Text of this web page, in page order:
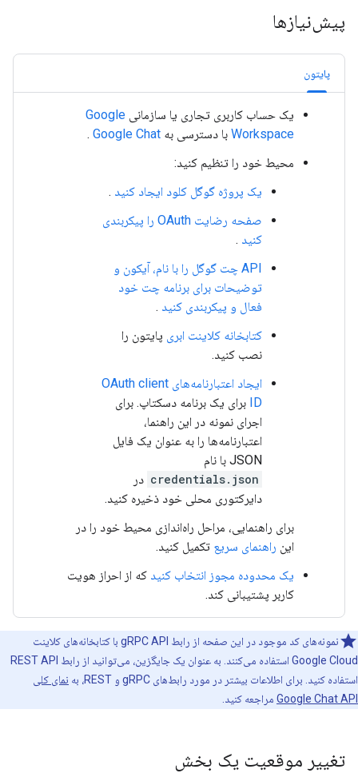
پیش‌نیازها
پایتون
یک حساب کاربری تجاری یا سازمانی Google
Workspace با دسترسی به Google Chat
.
محیط خود را تنظیم کنید:
یک پروژه گوگل کلود ایجاد کنید .
صفحه رضایت OAuth را پیکربندی
کنید .
API چت گوگل را با نام، آیکون و
توضیحات برای برنامه چت خود
فعال و پیکربندی کنید .
کتابخانه کلاینت ابری پایتون را
نصب کنید.
ایجاد اعتبارنامه‌های OAuth client
ID برای یک برنامه دسکتاپ. برای
اجرای نمونه در این راهنما،
اعتبارنامه‌ها را به عنوان یک فایل
JSON با نام
credentials.json در
دایرکتوری محلی خود ذخیره کنید.
برای راهنمایی، مراحل راه‌اندازی محیط خود را در
این راهنمای سریع تکمیل کنید.
یک محدوده مجوز انتخاب کنید که از احراز هویت
کاربر پشتیبانی کند.
نمونه‌های کد موجود در این صفحه از رابط gRPC API با کتابخانه‌های کلاینت
Google Cloud استفاده می‌کنند. به عنوان یک جایگزین، می‌توانید از رابط REST API
استفاده کنید. برای اطلاعات بیشتر در مورد رابط‌های gRPC و REST، به
نمای کلی
Google Chat API مراجعه کنید.
تغییر موقعیت یک بخش